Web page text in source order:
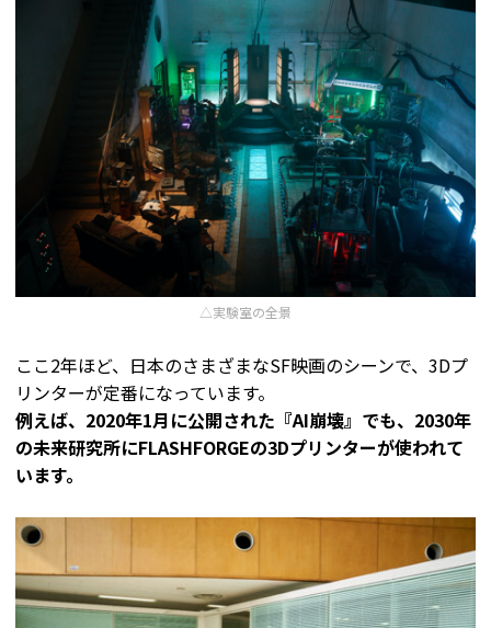
△実験室の全景
ここ2年ほど、日本のさまざまなSF映画のシーンで、3Dプ
リンターが定番になっています。
例えば、2020年1月に公開された『AI崩壊』でも、2030年
の未来研究所にFLASHFORGEの3Dプリンターが使われて
います。